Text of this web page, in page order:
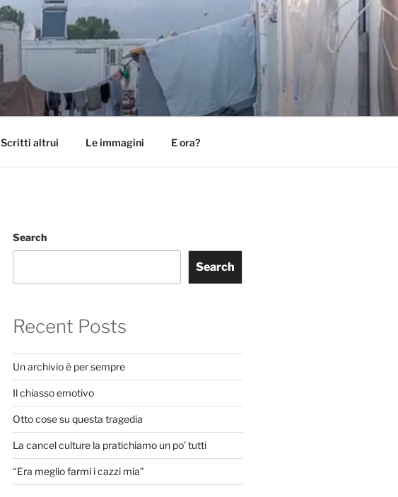
Scritti altrui Le immagini E ora?
Search
Search
Recent Posts
Un archivio è per sempre
Il chiasso emotivo
Otto cose su questa tragedia
La cancel culture la pratichiamo un po’ tutti
“Era meglio farmi i cazzi mia”